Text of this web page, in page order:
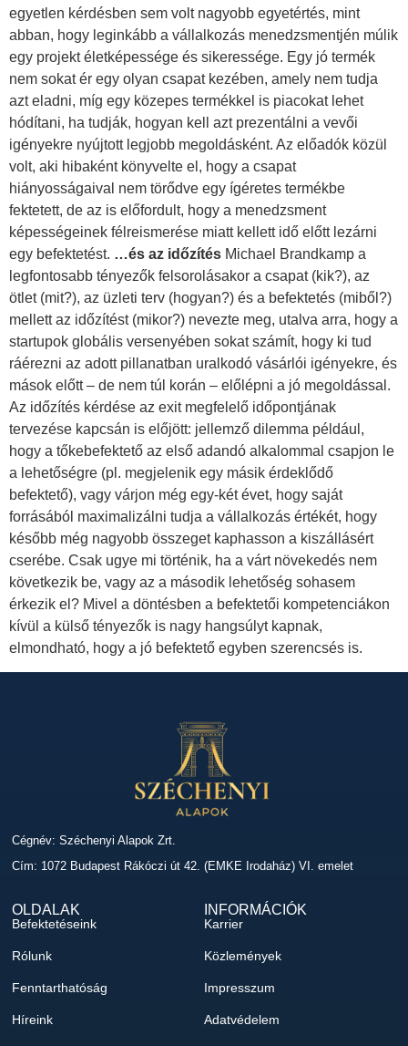
egyetlen kérdésben sem volt nagyobb egyetértés, mint
abban, hogy leginkább a vállalkozás menedzsmentjén múlik
egy projekt életképessége és sikeressége. Egy jó termék
nem sokat ér egy olyan csapat kezében, amely nem tudja
azt eladni, míg egy közepes termékkel is piacokat lehet
hódítani, ha tudják, hogyan kell azt prezentálni a vevői
igényekre nyújtott legjobb megoldásként. Az előadók közül
volt, aki hibaként könyvelte el, hogy a csapat
hiányosságaival nem törődve egy ígéretes termékbe
fektetett, de az is előfordult, hogy a menedzsment
képességeinek félreismerése miatt kellett idő előtt lezárni
egy befektetést. …és az időzítés Michael Brandkamp a
legfontosabb tényezők felsorolásakor a csapat (kik?), az
ötlet (mit?), az üzleti terv (hogyan?) és a befektetés (miből?)
mellett az időzítést (mikor?) nevezte meg, utalva arra, hogy a
startupok globális versenyében sokat számít, hogy ki tud
ráérezni az adott pillanatban uralkodó vásárlói igényekre, és
mások előtt – de nem túl korán – előlépni a jó megoldással.
Az időzítés kérdése az exit megfelelő időpontjának
tervezése kapcsán is előjött: jellemző dilemma például,
hogy a tőkebefektető az első adandó alkalommal csapjon le
a lehetőségre (pl. megjelenik egy másik érdeklődő
befektető), vagy várjon még egy-két évet, hogy saját
forrásából maximalizálni tudja a vállalkozás értékét, hogy
később még nagyobb összeget kaphasson a kiszállásért
cserébe. Csak ugye mi történik, ha a várt növekedés nem
következik be, vagy az a második lehetőség sohasem
érkezik el? Mivel a döntésben a befektetői kompetenciákon
kívül a külső tényezők is nagy hangsúlyt kapnak,
elmondható, hogy a jó befektető egyben szerencsés is.
Cégnév: Széchenyi Alapok Zrt.
Cím: 1072 Budapest Rákóczi út 42. (EMKE Irodaház) VI. emelet
OLDALAK
Befektetéseink
Rólunk
Fenntarthatóság
Híreink
INFORMÁCIÓK
Karrier
Közlemények
Impresszum
Adatvédelem